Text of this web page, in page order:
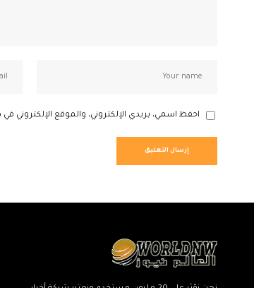
احفظ اسمي، بريدي الإلكتروني، والموقع الإلكتروني